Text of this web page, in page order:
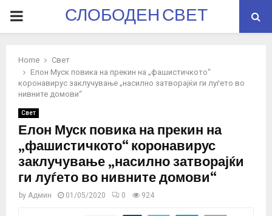
PRIMARYСЛОБОДЕН СВЕТ
Home
Свет
Елон Муск повика на прекин на „фашистичкото“
коронавирус заклучување „насилно затворајќи ги луѓето во
нивните домови“
Свет
Елон Муск повика на прекин на
„фашистичкото“ коронавирус
заклучување „насилно затворајќи
ги луѓето во нивните домови“
by Админ 01/05/2020 0 924